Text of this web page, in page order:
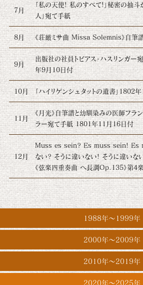
7月
「私の天使! 私のすべて!」秘密の抽斗
人」宛て手紙
8月 《荘厳ミサ曲 Missa Solemnis》自筆
9月
出版社の社員トビアス・ハスリンガ
年9月10日付
10月 「ハイリゲンシュタットの遺書」1802
11月
《月光》自筆譜と幼馴染みの医師フラ
ラー宛て手紙 1801年11月16日付
12月
Muss es sein? Es muss sein! Es
ない? そうに違いない! そうに違いない
《弦楽四重奏曲 へ長調Op.135》第4
1988年〜1999年
2000年〜2009年
2010年〜2019年
2020年〜2025年